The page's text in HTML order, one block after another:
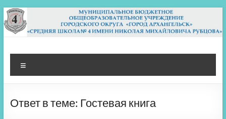
Перейти
к
содержимому
МБОУ СШ 4
Архангельск
Ответ в теме: Гостевая книга